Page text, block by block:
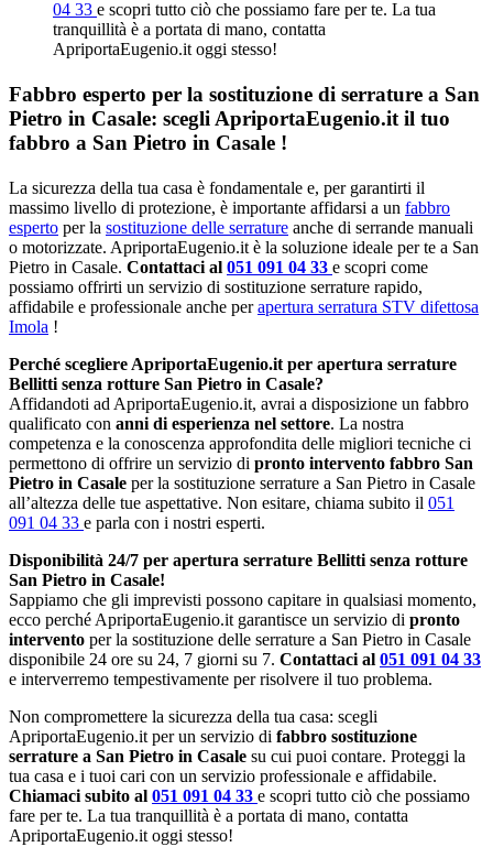
04 33 e scopri tutto ciò che possiamo fare per te. La tua
tranquillità è a portata di mano, contatta
ApriportaEugenio.it oggi stesso!
Fabbro esperto per la sostituzione di serrature a San
Pietro in Casale: scegli ApriportaEugenio.it il tuo
fabbro a San Pietro in Casale !
La sicurezza della tua casa è fondamentale e, per garantirti il
massimo livello di protezione, è importante affidarsi a un fabbro
esperto per la sostituzione delle serrature anche di serrande manuali
o motorizzate. ApriportaEugenio.it è la soluzione ideale per te a San
Pietro in Casale. Contattaci al 051 091 04 33 e scopri come
possiamo offrirti un servizio di sostituzione serrature rapido,
affidabile e professionale anche perapertura serratura STV difettosa
Imola !
Perché scegliere ApriportaEugenio.it per apertura serrature
Bellitti senza rotture San Pietro in Casale?
Affidandoti ad ApriportaEugenio.it, avrai a disposizione un fabbro
qualificato con anni di esperienza nel settore. La nostra
competenza e la conoscenza approfondita delle migliori tecniche ci
permettono di offrire un servizio di pronto intervento fabbro San
Pietro in Casale per la sostituzione serrature a San Pietro in Casale
all’altezza delle tue aspettative. Non esitare, chiama subito il 051
091 04 33 e parla con i nostri esperti.
Disponibilità 24/7 per apertura serrature Bellitti senza rotture
San Pietro in Casale!
Sappiamo che gli imprevisti possono capitare in qualsiasi momento,
ecco perché ApriportaEugenio.it garantisce un servizio di pronto
intervento per la sostituzione delle serrature a San Pietro in Casale
disponibile 24 ore su 24, 7 giorni su 7. Contattaci al 051 091 04 33
e interverremo tempestivamente per risolvere il tuo problema.
Non compromettere la sicurezza della tua casa: scegli
ApriportaEugenio.it per un servizio di fabbro sostituzione
serrature a San Pietro in Casale su cui puoi contare. Proteggi la
tua casa e i tuoi cari con un servizio professionale e affidabile.
Chiamaci subito al 051 091 04 33 e scopri tutto ciò che possiamo
fare per te. La tua tranquillità è a portata di mano, contatta
ApriportaEugenio.it oggi stesso!